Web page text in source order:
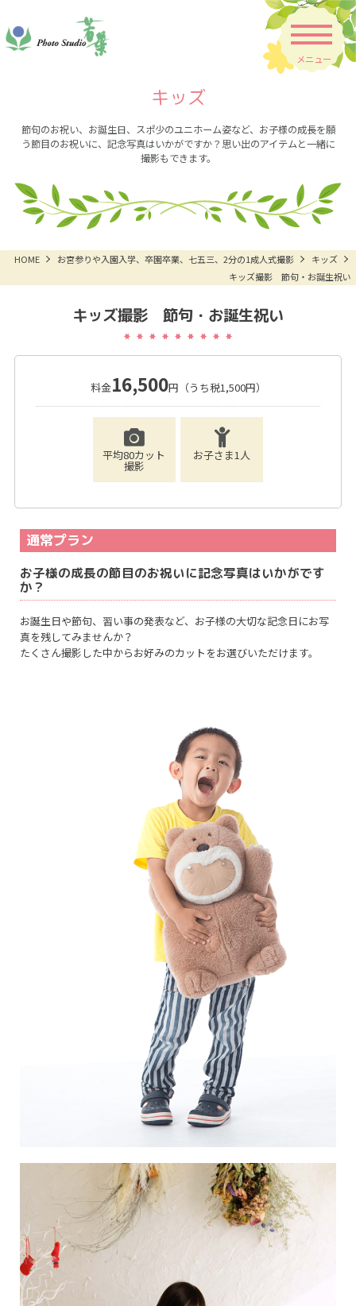
メニュー
キッズ
節句のお祝い、お誕生日、スポ少のユニホーム姿など、お子様の成長を願
う節目のお祝いに、記念写真はいかがですか？思い出のアイテムと一緒に
撮影もできます。
HOME お宮参りや入園入学、卒園卒業、七五三、2分の1成人式撮影
キッズ
キッズ撮影 節句・お誕生祝い
キッズ撮影 節句・お誕生祝い
料金16,500円（うち税1,500円）
平均80カット
撮影
お子さま1人
通常プラン
お子様の成長の節目のお祝いに記念写真はいかがです
か？
お誕生日や節句、習い事の発表など、お子様の大切な記念日にお写
真を残してみませんか？
たくさん撮影した中からお好みのカットをお選びいただけます。